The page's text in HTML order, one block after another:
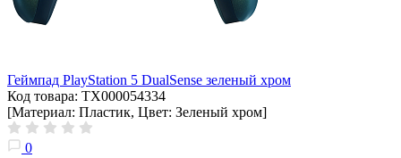
Геймпад PlayStation 5 DualSense зеленый хром
Код товара: ТХ000054334
[Материал: Пластик, Цвет: Зеленый хром]
0